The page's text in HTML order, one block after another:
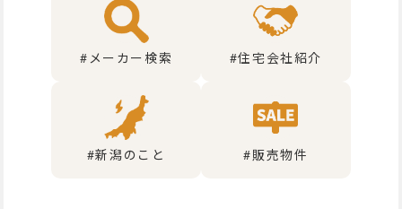
#メーカー検索 #住宅会社紹介
#新潟のこと #販売物件